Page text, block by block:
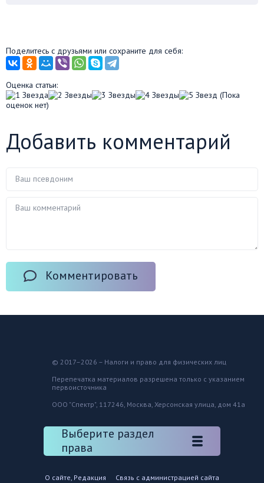
Поделитесь с друзьями или сохраните для себя:
Оценка статьи:
(Пока
оценок нет)
Добавить комментарий
Комментировать
© 2017–2026 – Налоги и право для физических лиц
Перепечатка материалов разрешена только с указанием
первоисточника
ООО "Спектр", 117246, Москва, Херсонская улица, дом 41а
Выберите раздел
права
О сайте, Редакция Связь с администрацией сайта